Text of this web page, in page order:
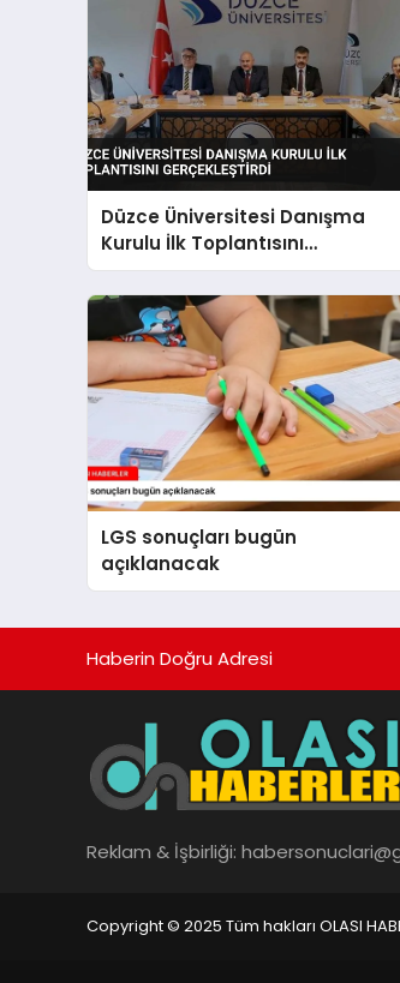
Düzce Üniversitesi Danışma
Kurulu İlk Toplantısını
Gerçekleştirdi
LGS sonuçları bugün
açıklanacak
Haberin Doğru Adresi
Reklam & İşbirliği:
Copyright © 2025 Tüm hakları OLASI